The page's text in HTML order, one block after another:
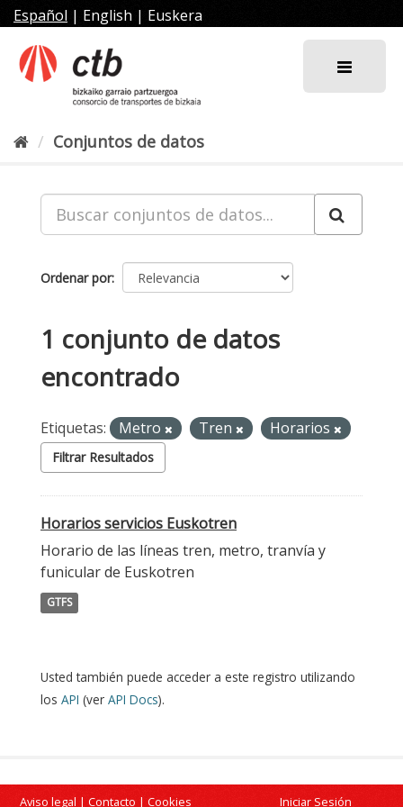
al
contenido
Español | English | Euskera
Conjuntos de datos
Ordenar por
1 conjunto de datos
encontrado
Etiquetas: Metro Tren Horarios
Filtrar Resultados
Horarios servicios Euskotren
Horario de las líneas tren, metro, tranvía y
funicular de Euskotren
GTFS
Usted también puede acceder a este registro utilizando
los API (ver API Docs).
Aviso legal | Contacto | Cookies Iniciar Sesión